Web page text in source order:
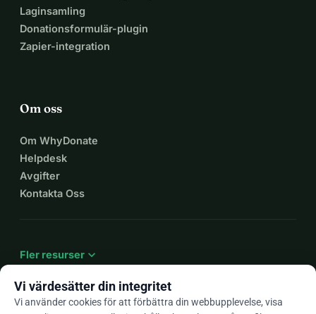
Laginsamling
Donationsformulär-plugin
Zapier-integration
Om oss
Om WhyDonate
Helpdesk
Avgifter
Kontakta Oss
Fler resurser expand_more
Vi värdesätter din integritet
Vi använder cookies för att förbättra din webbupplevelse, visa